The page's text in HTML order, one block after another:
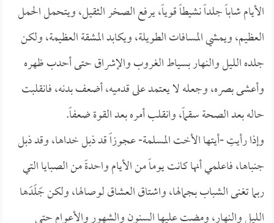
الأيام شاباً جلداً نشيطاً قوياً، يرفع الصخر الثقيل، ويتحمل الحمل
العظيم، ويمشي المسافات الطويلة، ويكابد المشقة العظيمة، ولكن
جلده الليل والنهار بسياط الغروب والإشراق حتى أحدب ظهره
وأعشى بصره، وجعله لا يعتمد على قدميه، أضعف بدنه، فانقلبت
حاله بعد الصحة سقماً، وانقلب أمره بعد القوة ضعفاً.
وإذا رأيتِ -أيتها الأخت المسلمة- عجوزاً قد ذبل خداها، وقد ذبل
جنباها، فاعلمي أنها كانت يوماً من الأيام واحدةً من الصبايا التي
ربما تغنى الشباب بجمالها، واشتاق العشاق لوصالها، ولكن جَلَدَها